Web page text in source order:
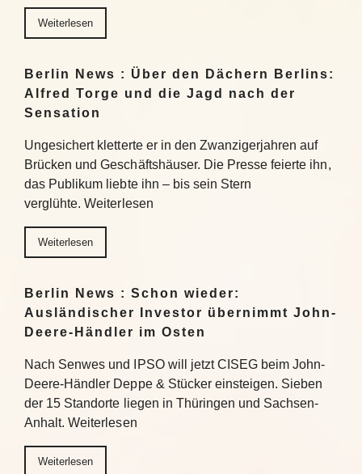
Weiterlesen
Berlin News : Über den Dächern Berlins:
Alfred Torge und die Jagd nach der
Sensation
Ungesichert kletterte er in den Zwanzigerjahren auf
Brücken und Geschäftshäuser. Die Presse feierte ihn,
das Publikum liebte ihn – bis sein Stern
verglühte. Weiterlesen
Weiterlesen
Berlin News : Schon wieder:
Ausländischer Investor übernimmt John-
Deere-Händler im Osten
Nach Senwes und IPSO will jetzt CISEG beim John-
Deere-Händler Deppe & Stücker einsteigen. Sieben
der 15 Standorte liegen in Thüringen und Sachsen-
Anhalt. Weiterlesen
Weiterlesen